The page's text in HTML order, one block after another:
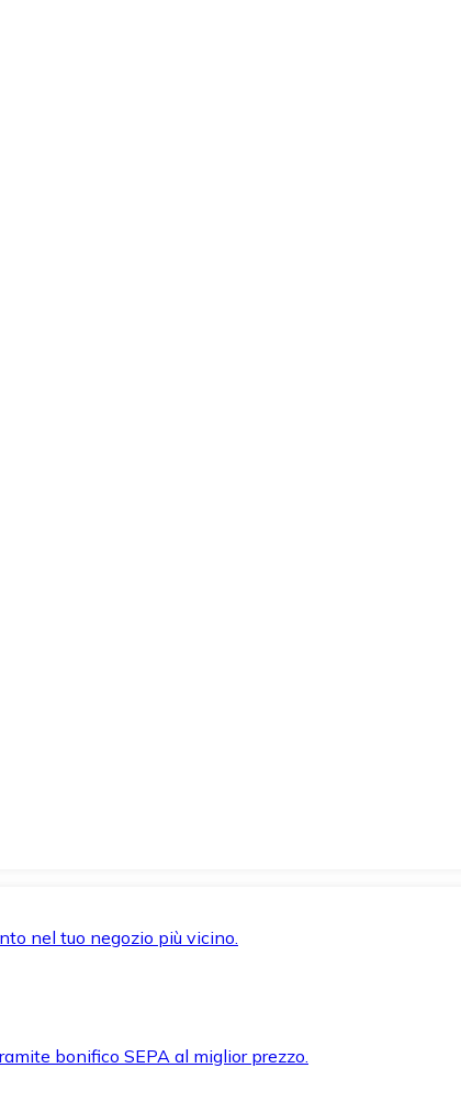
nel tuo negozio più vicino.
bonifico SEPA al miglior prezzo.